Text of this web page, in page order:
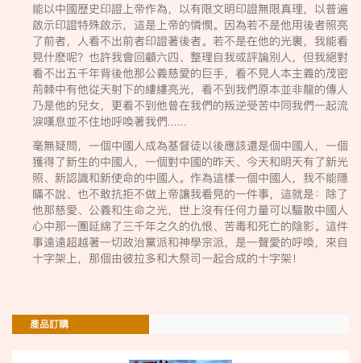
能以中國歷史印證上帝作為，以有限文明印證無限真理，以普遍
啟示印證特殊啟示，這是上帝的憐憫。因為若不是他用後者照亮
了前者，人看不出前者印證著後者。若不是在他的光裏，我能看
見什麽呢？也許我會回顧六四、整理自我或評論別人，但我絕對
看不出五千年背後他那公義慈愛的巨手，看不見人本主義的茂密
荊棘中有他從天射下的縷縷亮光，看不到我們原本並非龍的傳人
乃是他的兒女，更看不到他曾在我們的叛逆受苦中同我們一起流
淚嘆息並不住地呼喚著我們......
毫無疑問，一個中國人成為基督徒以後應該還是個中國人，一個
獲得了新生的中國人，一個對中國的昨天、今天和明天有了新光
照、新認識和新使命的中國人。作為這樣一個中國人，我不能隱
瞞不說、也不敢抗拒不做上帝讓我看見的一件事，這就是：除了
他那慈愛、公義和生命之光，世上沒有任何力量可以驅散中國人
心中那一團延綿了三千年之久的仇恨、苦毒和死亡的陰影。這件
事遠遠超越著一切政治黨派和神學宗派，是一聲愛的呼喚，來自
十字架上，那個由彼拉多和大祭司一起合成的十字架！
產品訂購